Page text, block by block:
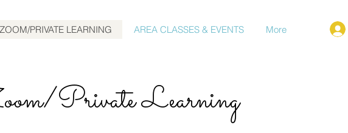
ZOOM/PRIVATE LEARNING AREA CLASSES & EVENTS More
Private Learning